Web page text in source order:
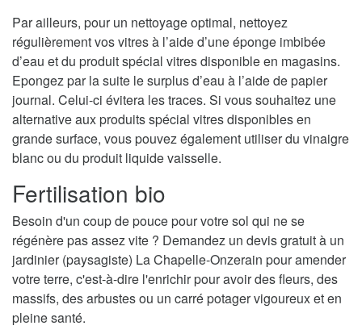
Par ailleurs, pour un nettoyage optimal, nettoyez
régulièrement vos vitres à l’aide d’une éponge imbibée
d’eau et du produit spécial vitres disponible en magasins.
Epongez par la suite le surplus d’eau à l’aide de papier
journal. Celui-ci évitera les traces. Si vous souhaitez une
alternative aux produits spécial vitres disponibles en
grande surface, vous pouvez également utiliser du vinaigre
blanc ou du produit liquide vaisselle.
Fertilisation bio
Besoin d'un coup de pouce pour votre sol qui ne se
régénère pas assez vite ? Demandez un devis gratuit à un
jardinier (paysagiste) La Chapelle-Onzerain pour amender
votre terre, c'est-à-dire l'enrichir pour avoir des fleurs, des
massifs, des arbustes ou un carré potager vigoureux et en
pleine santé.